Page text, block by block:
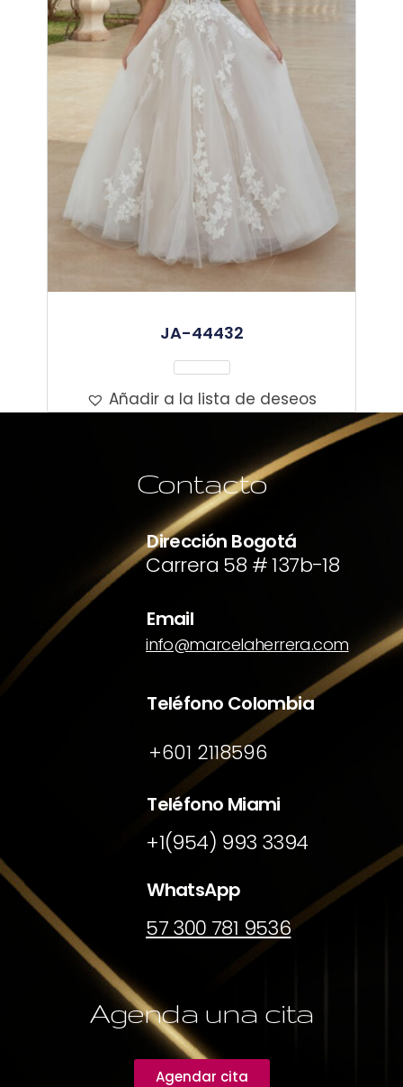
JA-44432
Leer Más
Añadir a la lista de deseos
Contacto
Dirección Bogotá
Carrera 58 # 137b-18
Email
info@marcelaherrera.com
Teléfono Colombia
+601 2118596
Teléfono Miami
+1(954) 993 3394
WhatsApp
57 300 781 9536
Agenda una cita
Agendar cita